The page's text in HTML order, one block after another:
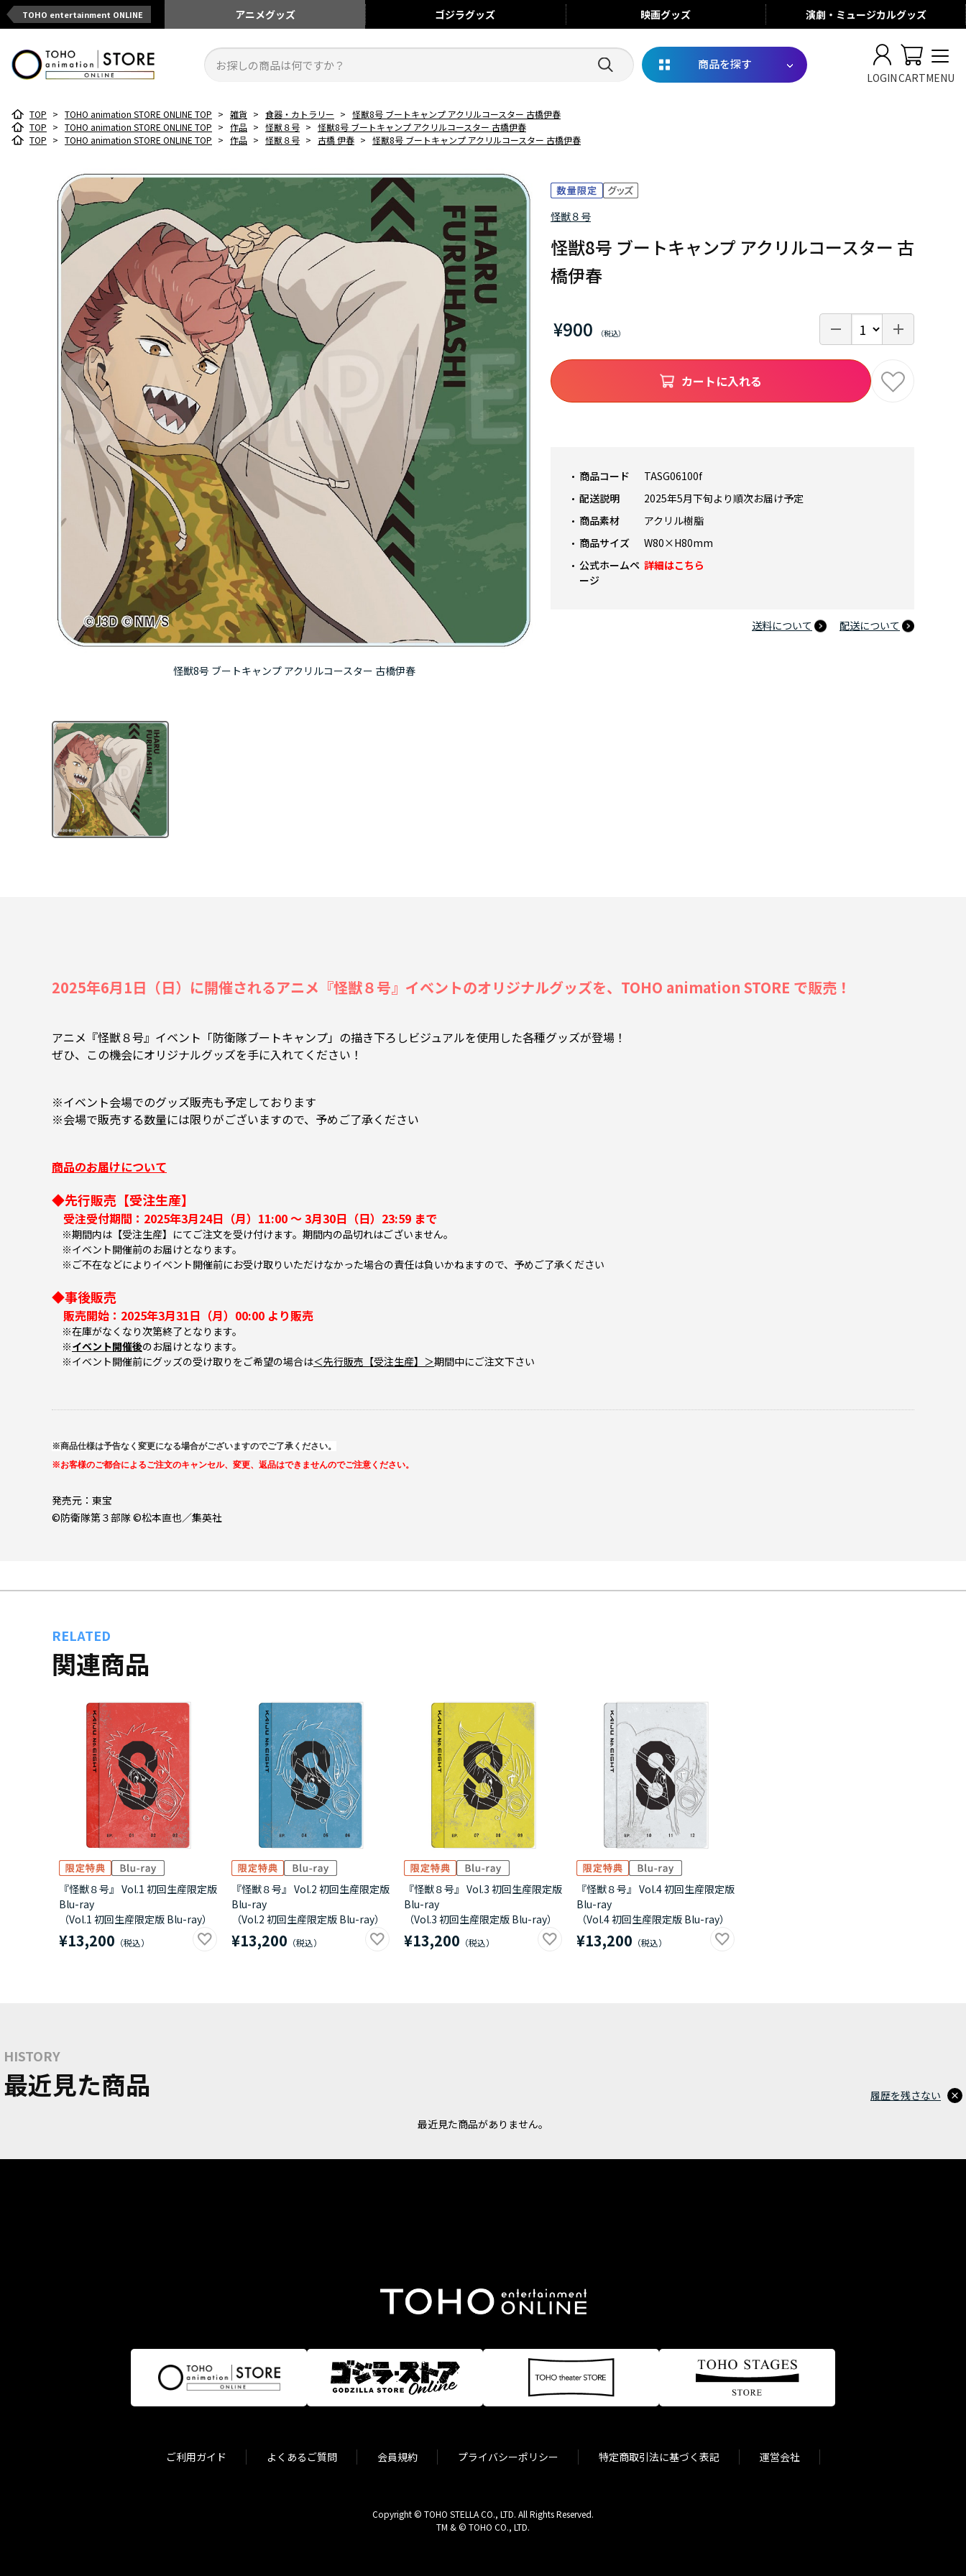
TOHO entertainment ONLINE アニメグッズ ゴジラグッズ 映画グッズ 演劇・ミュージカルグッズ
商品を探す
LOGINCARTMENU
TOP > TOHO animation STORE ONLINE TOP > 雑貨 > 食器・カトラリー > 怪獣8号 ブートキャンプ アクリルコースター 古橋伊春
TOP > TOHO animation STORE ONLINE TOP > 作品 > 怪獣８号 > 怪獣8号 ブートキャンプ アクリルコースター 古橋伊春
TOP > TOHO animation STORE ONLINE TOP > 作品 > 怪獣８号 > 古橋 伊春 > 怪獣8号 ブートキャンプ アクリルコースター 古橋伊春
怪獣8号 ブートキャンプ アクリルコースター 古橋伊春
怪獣８号
怪獣8号 ブートキャンプ アクリルコースター 古
橋伊春
¥900
商品コード
TASG06100f
配送説明
2025年5月下旬より順次お届け予定
商品素材
アクリル樹脂
商品サイズ
W80×H80mm
公式ホームペ
ージ
詳細はこちら
送料について 配送について
カートに入れる
2025年6月1日（日）に開催されるアニメ『怪獣８号』イベントのオリジナルグッズを、TOHO animation STORE で販売！
アニメ『怪獣８号』イベント「防衛隊ブートキャンプ」の描き下ろしビジュアルを使用した各種グッズが登場！
ぜひ、この機会にオリジナルグッズを手に入れてください！
※イベント会場でのグッズ販売も予定しております
※会場で販売する数量には限りがございますので、予めご了承ください
商品のお届けについて
◆先行販売【受注生産】
受注受付期間：2025年3月24日（月）11:00 ～ 3月30日（日）23:59 まで
※期間内は【受注生産】にてご注文を受け付けます。期間内の品切れはございません。
※イベント開催前のお届けとなります。
※ご不在などによりイベント開催前にお受け取りいただけなかった場合の責任は負いかねますので、予めご了承ください
◆事後販売
販売開始：2025年3月31日（月）00:00 より販売
※在庫がなくなり次第終了となります。
※イベント開催後のお届けとなります。
※イベント開催前にグッズの受け取りをご希望の場合は＜先行販売【受注生産】＞期間中にご注文下さい
※商品仕様は予告なく変更になる場合がございますのでご了承ください。
※お客様のご都合によるご注文のキャンセル、変更、返品はできませんのでご注意ください。
発売元：東宝
©防衛隊第３部隊 ©松本直也／集英社
RELATED
関連商品
『怪獣８号』 Vol.1 初回生産限定版
Blu-ray
（Vol.1 初回生産限定版 Blu-ray）
¥13,200
『怪獣８号』 Vol.2 初回生産限定版
Blu-ray
（Vol.2 初回生産限定版 Blu-ray）
¥13,200
『怪獣８号』 Vol.3 初回生産限定版
Blu-ray
（Vol.3 初回生産限定版 Blu-ray）
¥13,200
『怪獣８号』 Vol.4 初回生産限定版
Blu-ray
（Vol.4 初回生産限定版 Blu-ray）
¥13,200
HISTORY
最近見た商品
最近見た商品がありません。
履歴を残さない
ご利用ガイド よくあるご質問 会員規約 プライバシーポリシー 特定商取引法に基づく表記 運営会社
Copyright © TOHO STELLA CO., LTD. All Rights Reserved.
TM & © TOHO CO., LTD.